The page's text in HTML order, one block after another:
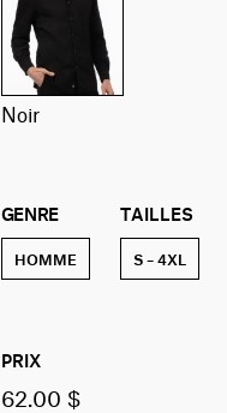
noir
GENRE
HOMME
TAILLES
S – 4XL
PRIX
62.00 $